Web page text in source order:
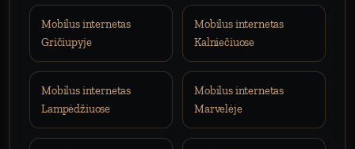
Mobilus internetas
Gričiupyje
Mobilus internetas
Kalniečiuose
Mobilus internetas
Lampėdžiuose
Mobilus internetas
Marvelėje